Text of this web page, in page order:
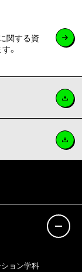
関する資
。
ョン学科